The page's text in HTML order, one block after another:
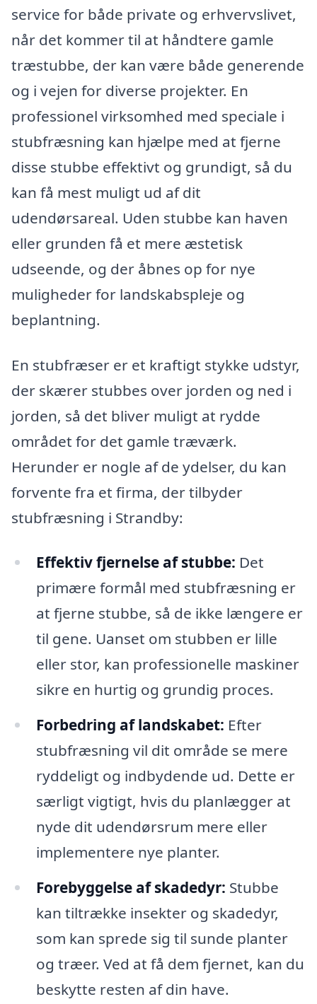
service for både private og erhvervslivet,
når det kommer til at håndtere gamle
træstubbe, der kan være både generende
og i vejen for diverse projekter. En
professionel virksomhed med speciale i
stubfræsning kan hjælpe med at fjerne
disse stubbe effektivt og grundigt, så du
kan få mest muligt ud af dit
udendørsareal. Uden stubbe kan haven
eller grunden få et mere æstetisk
udseende, og der åbnes op for nye
muligheder for landskabspleje og
beplantning.
En stubfræser er et kraftigt stykke udstyr,
der skærer stubbes over jorden og ned i
jorden, så det bliver muligt at rydde
området for det gamle træværk.
Herunder er nogle af de ydelser, du kan
forvente fra et firma, der tilbyder
stubfræsning i Strandby:
Effektiv fjernelse af stubbe: Det
primære formål med stubfræsning er
at fjerne stubbe, så de ikke længere er
til gene. Uanset om stubben er lille
eller stor, kan professionelle maskiner
sikre en hurtig og grundig proces.
Forbedring af landskabet: Efter
stubfræsning vil dit område se mere
ryddeligt og indbydende ud. Dette er
særligt vigtigt, hvis du planlægger at
nyde dit udendørsrum mere eller
implementere nye planter.
Forebyggelse af skadedyr: Stubbe
kan tiltrække insekter og skadedyr,
som kan sprede sig til sunde planter
og træer. Ved at få dem fjernet, kan du
beskytte resten af din have.